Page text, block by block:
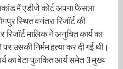
में एडीजे कोर्ट अपना फैसला
स्थित वनंतरा रिजॉर्ट की
रिजॉर्ट मालिक ने अनुचित कार्य का
उसकी निर्मम हत्या कर दी गई थी।
का बेटा पुलकित आर्य समेत 3 मुख्य